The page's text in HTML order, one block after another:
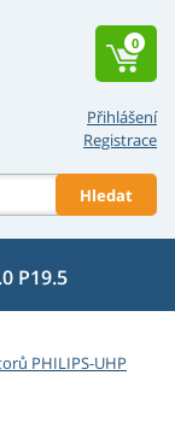
Přihlášení
Registrace
Hledat
0
P19.5
PHILIPS-UHP